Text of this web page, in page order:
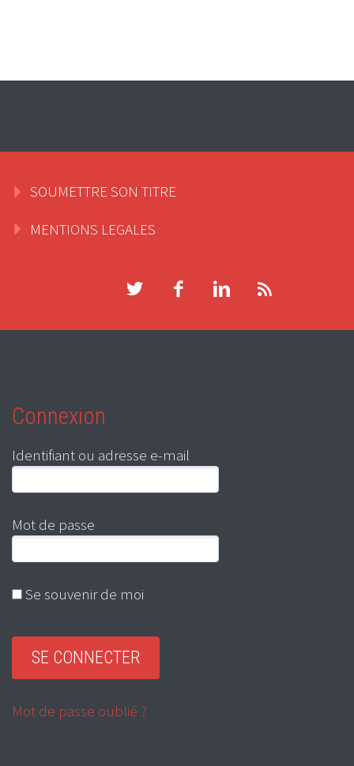
SOUMETTRE SON TITRE
MENTIONS LEGALES
Connexion
Identifiant ou adresse e-mail
Mot de passe
Se souvenir de moi
Mot de passe oublié ?